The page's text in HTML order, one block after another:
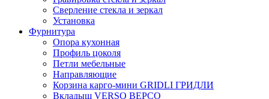
Сверление стекла и зеркал
Установка
Фурнитура
Опора кухонная
Профиль цоколя
Петли мебельные
Направляющие
Корзина карго-мини GRIDLI ГРИДЛИ
Вкладыш VERSO ВЕРСО